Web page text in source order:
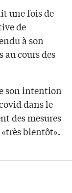
une fois de
de
à son
cours des
son intention
dans le
des mesures
bientôt».